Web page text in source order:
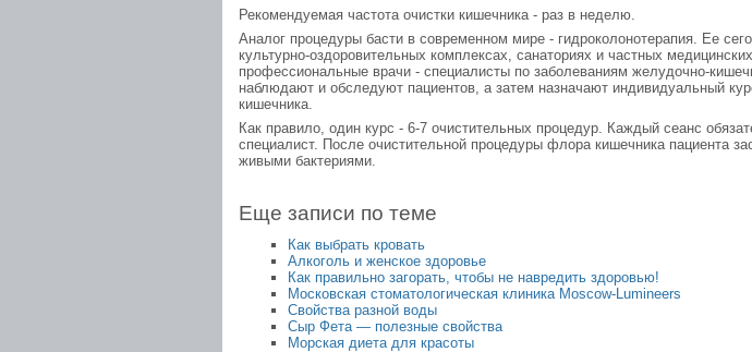
Рекомендуемая частота очистки кишечника - раз в неделю.
Аналог процедуры басти в современном мире - гидроколонотерапия. Ее
культурно-оздоровительных комплексах, санаториях и частных
профессиональные врачи - специалисты по заболеваниям желудочно-
наблюдают и обследуют пациентов, а затем назначают индивидуальный
кишечника.
Как правило, один курс - 6-7 очистительных процедур. Каждый сеанс
специалист. После очистительной процедуры флора кишечника пациента
живыми бактериями.
Еще записи по теме
Как выбрать кровать
Алкоголь и женское здоровье
Как правильно загорать, чтобы не навредить здоровью!
Московская стоматологическая клиника Moscow-Lumineers
Свойства разной воды
Сыр Фета — полезные свойства
Морская диета для красоты